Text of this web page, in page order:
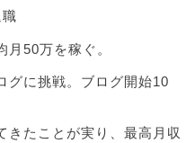
50万を稼ぐ。
グに挑戦。ブログ開始10
きたことが実り、最高月収